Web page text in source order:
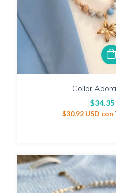
Collar
$34.35
$30.92 USD con